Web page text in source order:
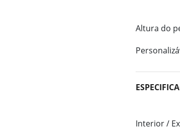
Altura do
Interior /